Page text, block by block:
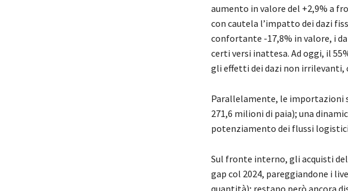
aumento in valore del +2,9% a
con cautela l’impatto dei dazi
confortante -17,8% in valore, i
certi versi inattesa. Ad oggi, il
gli effetti dei dazi non irrilevanti,
Parallelamente, le importazioni
271,6 milioni di paia); una
potenziamento dei flussi
Sul fronte interno, gli acquisti
gap col 2024, pareggiandone i
quantità); restano però ancora